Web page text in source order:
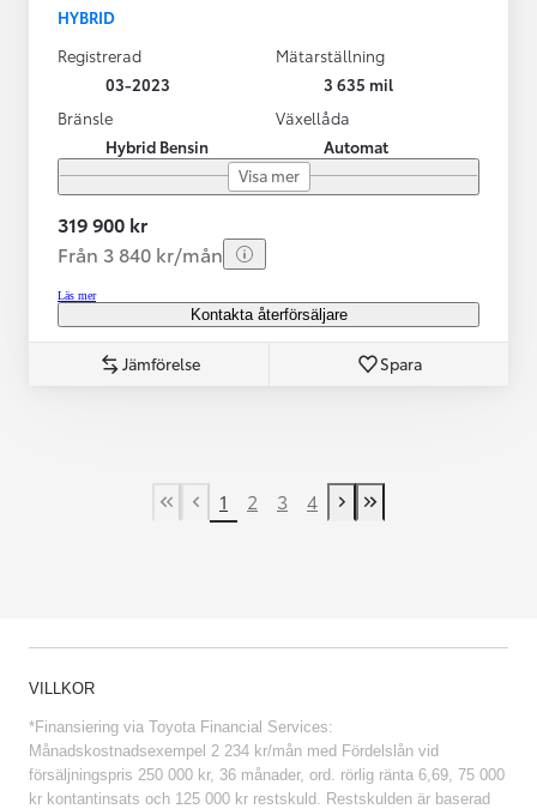
HYBRID
Registrerad
03-2023
Mätarställning
3 635 mil
Bränsle
Hybrid Bensin
Växellåda
Automat
Visa mer
319 900 kr
Från 3 840 kr/mån
Läs mer
Kontakta återförsäljare
Jämförelse Spara
First Page
Previous page
1 2 3 4
Next page
Last Page
VILLKOR
*Finansiering via Toyota Financial Services:
Månadskostnadsexempel 2 234 kr/mån med Fördelslån vid
försäljningspris 250 000 kr, 36 månader, ord. rörlig ränta 6,69, 75 000
kr kontantinsats och 125 000 kr restskuld. Restskulden är baserad